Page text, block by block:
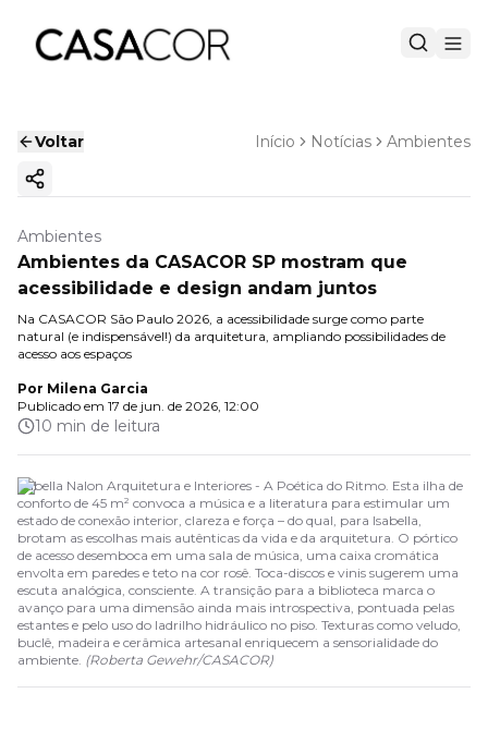
Voltar Início Notícias Ambientes
Copiar link
Ambientes
Ambientes da CASACOR SP mostram que
acessibilidade e design andam juntos
Na CASACOR São Paulo 2026, a acessibilidade surge como parte
natural (e indispensável!) da arquitetura, ampliando possibilidades de
acesso aos espaços
Por Milena Garcia
Publicado em 17 de jun. de 2026, 12:00
10 min de leitura
Isabella Nalon Arquitetura e Interiores - A Poética do Ritmo. Esta ilha de
conforto de 45 m² convoca a música e a literatura para estimular um
estado de conexão interior, clareza e força – do qual, para Isabella,
brotam as escolhas mais autênticas da vida e da arquitetura. O pórtico
de acesso desemboca em uma sala de música, uma caixa cromática
envolta em paredes e teto na cor rosê. Toca-discos e vinis sugerem uma
escuta analógica, consciente. A transição para a biblioteca marca o
avanço para uma dimensão ainda mais introspectiva, pontuada pelas
estantes e pelo uso do ladrilho hidráulico no piso. Texturas como veludo,
buclê, madeira e cerâmica artesanal enriquecem a sensorialidade do
ambiente. (Roberta Gewehr/CASACOR)